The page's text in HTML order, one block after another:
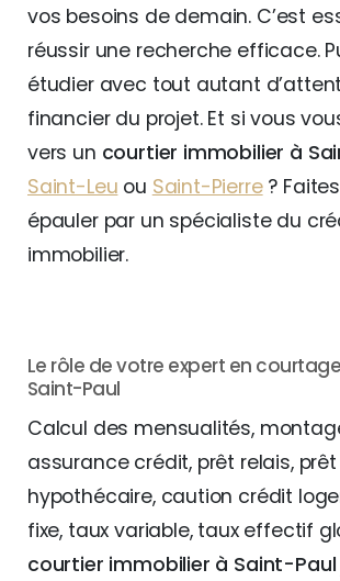
vos besoins de demain. C’est
réussir une recherche efficace.
étudier avec tout autant
financier du projet. Et si vous
vers un courtier immobilier à
Saint-Leu ou Saint-Pierre?
épauler par un spécialiste du
immobilier.
Le rôle de votre expert en
Saint-Paul
Calcul des mensualités,
assurance crédit, prêt relais, prêt
hypothécaire, caution crédit
fixe, taux variable, taux effectif
courtier immobilier à Saint-Paul